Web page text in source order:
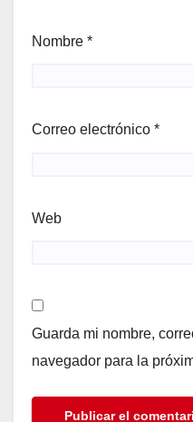
Nombre *
Correo electrónico *
Web
Guarda mi nombre,
navegador para la